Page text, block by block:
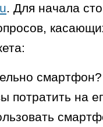
. Для начала
смартфон?
потратить на